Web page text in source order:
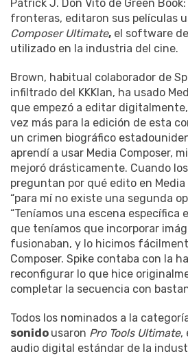
Patrick J. Don Vito de Green
fronteras, editaron sus películas
Composer Ultimate, el software
utilizado en la industria del cine.
Brown, habitual colaborador de
infiltrado del KKKlan, ha usado
que empezó a editar
vez más para la edición de esta
un crimen biográfico
aprendí a usar Media Composer,
mejoró drásticamente. Cuando
preguntan por qué edito en Media
“para mí no existe una segunda
“Teníamos una escena específica
que teníamos que incorporar
fusionaban, y lo hicimos
Composer. Spike contaba con la
reconfigurar lo que hice
completar la secuencia con
Todos los nominados a la
sonido usaron Pro Tools Ultimate,
audio digital estándar de la